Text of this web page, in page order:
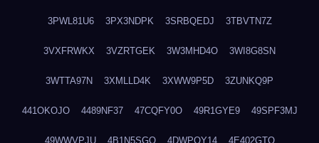
3PWL81U6 3PX3NDPK 3SRBQEDJ 3TBVTN7Z
3VXFRWKX 3VZRTGEK 3W3MHD4O 3WI8G8SN
3WTTA97N 3XMLLD4K 3XWW9P5D 3ZUNKQ9P
441OKOJO 4489NF37 47CQFY0O 49R1GYE9 49SPF3MJ
49WWVPJU 4B1N5SGO 4DWPQY14 4E402GTO